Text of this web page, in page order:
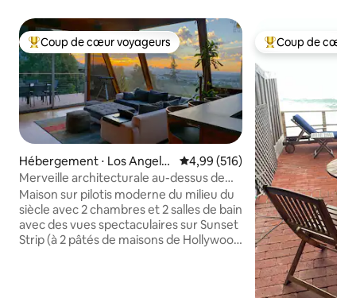
Coups de cœur voyageurs les plus appréciés
Coup de cœur voyageurs
Hébergement ⋅ Los Angele
s
Évaluation moyenne sur la
4,99 (516)
Merveille architecturale au-dessus de
Sunset-WeHo avec vue
Maison sur pilotis moderne du milieu du
siècle avec 2 chambres et 2 salles de bain
avec des vues spectaculaires sur Sunset
Strip (à 2 pâtés de maisons de Hollywood
Coups de cœur
Coup de cœur